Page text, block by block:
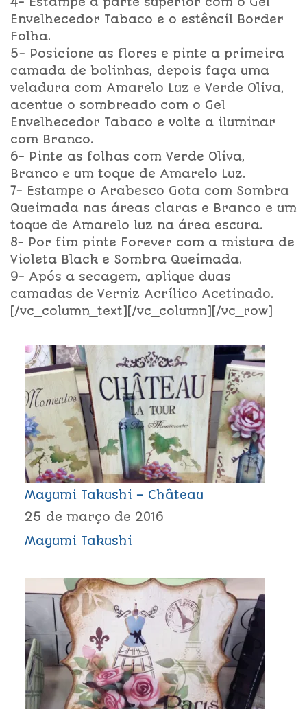
Envelhecedor Tabaco e o estêncil Border
Folha.
5- Posicione as flores e pinte a primeira
camada de bolinhas, depois faça uma
veladura com Amarelo Luz e Verde Oliva,
acentue o sombreado com o Gel
Envelhecedor Tabaco e volte a iluminar
com Branco.
6- Pinte as folhas com Verde Oliva,
Branco e um toque de Amarelo Luz.
7- Estampe o Arabesco Gota com Sombra
Queimada nas áreas claras e Branco e um
toque de Amarelo luz na área escura.
8- Por fim pinte Forever com a mistura de
Violeta Black e Sombra Queimada.
9- Após a secagem, aplique duas
camadas de Verniz Acrílico Acetinado.
[/vc_column_text][/vc_column][/vc_row]
Mayumi Takushi – Château
25 de março de 2016
Mayumi Takushi